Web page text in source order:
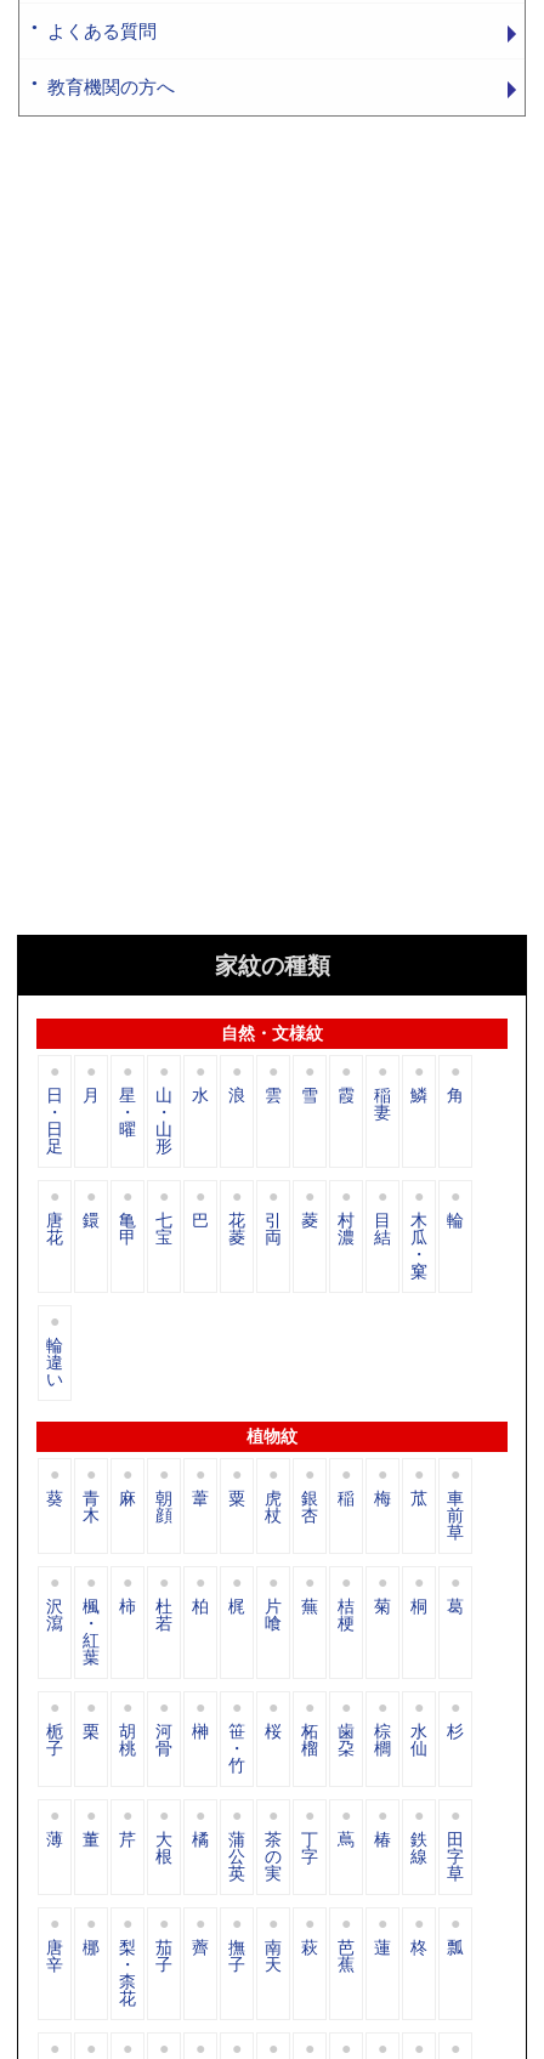
よくある質問
教育機関の方へ
家紋の種類
自然・文様紋
日
・
日
足
月 星
・
曜
山
・
山
形
水 浪 雲 雪 霞 稲
妻
鱗 角
唐
花
鐶 亀
甲
七
宝
巴 花
菱
引
両
菱 村
濃
目
結
木
瓜
・
窠
輪
輪
違
い
植物紋
葵 青
木
麻 朝
顔
葦 粟 虎
杖
銀
杏
稲 梅 苽 車
前
草
沢
瀉
楓
・
紅
葉
柿 杜
若
柏 梶 片
喰
蕪 桔
梗
菊 桐 葛
栀
子
栗 胡
桃
河
骨
榊 笹
・
竹
桜 柘
榴
歯
朶
棕
櫚
水
仙
杉
薄 董 芹 大
根
橘 蒲
公
英
茶
の
実
丁
字
蔦 椿 鉄
線
田
字
草
唐
辛
梛 梨
・
柰
花
茄
子
薺 撫
子
南
天
萩 芭
蕉
蓮 柊 瓢